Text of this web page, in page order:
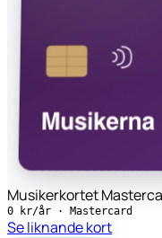
Musikerkortet
0 kr/år · Mastercard
Se liknande kort